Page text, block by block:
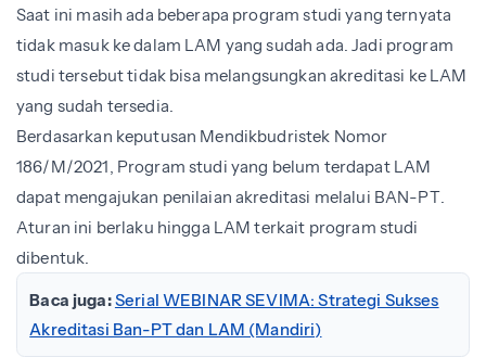
Saat ini masih ada beberapa program studi yang ternyata
tidak masuk ke dalam LAM yang sudah ada. Jadi program
studi tersebut tidak bisa melangsungkan akreditasi ke LAM
yang sudah tersedia.
Berdasarkan keputusan Mendikbudristek Nomor
186/M/2021, Program studi yang belum terdapat LAM
dapat mengajukan penilaian akreditasi melalui BAN-PT.
Aturan ini berlaku hingga LAM terkait program studi
dibentuk.
Baca juga:Serial WEBINAR SEVIMA: Strategi Sukses
Akreditasi Ban-PT dan LAM (Mandiri)